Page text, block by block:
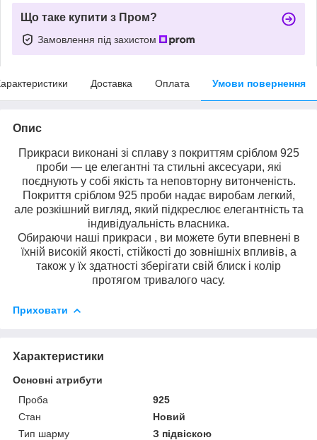
Що таке купити з Пром?
Замовлення під захистом
Доставка Оплата Умови повернення
Опис
Прикраси виконані зі сплаву з покриттям сріблом 925
проби — це елегантні та стильні аксесуари, які
поєднують у собі якість та неповторну витонченість.
Покриття сріблом 925 проби надає виробам легкий,
але розкішний вигляд, який підкреслює елегантність та
індивідуальність власника.
Обираючи наші прикраси , ви можете бути впевнені в
їхній високій якості, стійкості до зовнішніх впливів, а
також у їх здатності зберігати свій блиск і колір
протягом тривалого часу.
Приховати
Характеристики
Основні атрибути
Проба
925
Стан
Новий
Тип шарму
З підвіскою